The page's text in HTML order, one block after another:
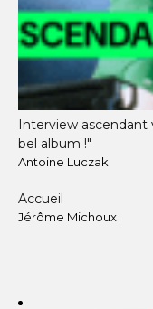
Interview ascendant
bel album !"
Antoine Luczak
Accueil
Jérôme Michoux